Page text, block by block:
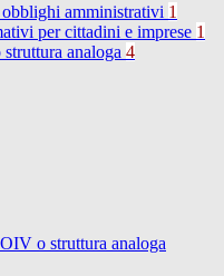
obblighi amministrativi 1
per cittadini e imprese 1
analoga 4
o struttura analoga